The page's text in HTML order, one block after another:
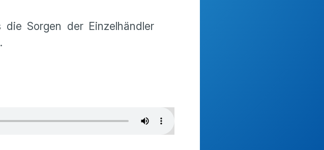
Sorgen der Einzelhändler